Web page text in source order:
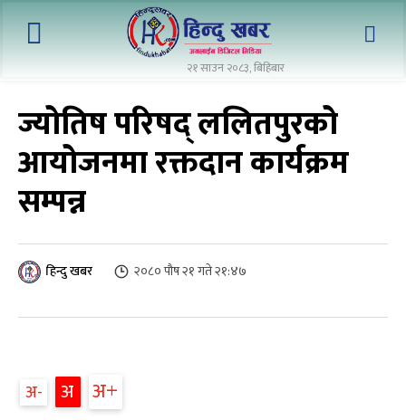
२१ साउन २०८३, बिहिबार
ज्योतिष परिषद् ललितपुरको
आयोजनमा रक्तदान कार्यक्रम
सम्पन्न
हिन्दु खबर २०८० पौष २१ गते २१:४७
अ- अ अ+